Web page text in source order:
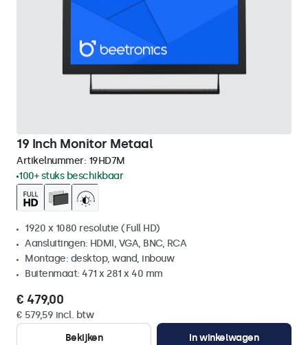
19 Inch Monitor Metaal
Artikelnummer: 19HD7M
100+ stuks beschikbaar
1920 x 1080 resolutie (Full HD)
Aansluitingen: HDMI, VGA, BNC, RCA
Montage: desktop, wand, inbouw
Buitenmaat: 471 x 281 x 40 mm
€ 479,00
€ 579,59 incl. btw
Bekijken
In winkelwagen